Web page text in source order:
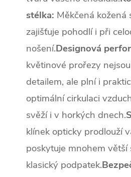
stélka: Měkčená kožená
zajišťuje pohodlí i při
nošení.Designová
květinové prořezy
detailem, ale plní i
optimální cirkulaci
svěží i v horkých dnech.
klínek opticky prodlouží
poskytuje mnohem
klasický podpatek.